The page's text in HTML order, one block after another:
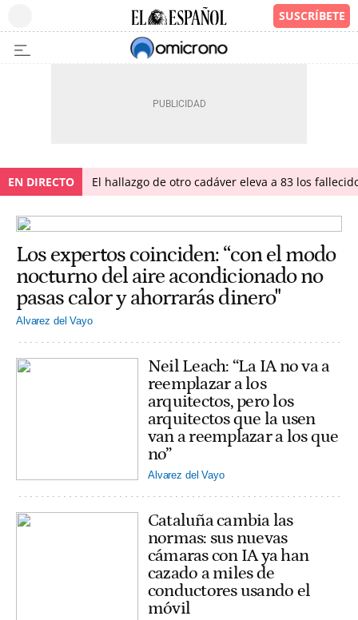
EN DIRECTO El hallazgo de otro cadáver eleva a 83 los
Los expertos coinciden: “con el modo
nocturno del aire acondicionado no
pasas calor y ahorrarás dinero"
Alvarez del Vayo
Neil Leach: “La IA no va a
reemplazar a los
arquitectos, pero los
arquitectos que la usen
van a reemplazar a los que
no”
Alvarez del Vayo
Cataluña cambia las
normas: sus nuevas
cámaras con IA ya han
cazado a miles de
conductores usando el
móvil